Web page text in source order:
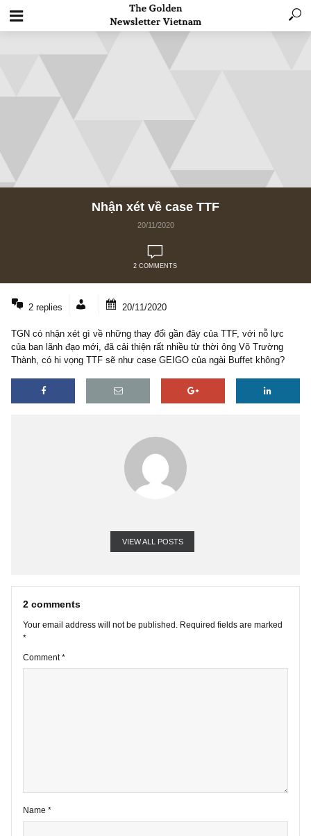
Nhận xét về case TTF
2 replies 20/11/2020
của ban lãnh đạo mới, đã cải thiện rất nhiều từ thời ông Võ
2 comments